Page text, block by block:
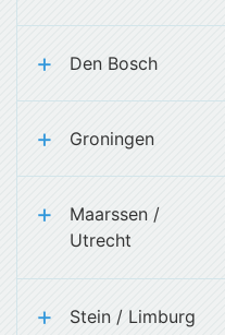
Den Bosch
Groningen
Maarssen /
Utrecht
Stein / Limburg